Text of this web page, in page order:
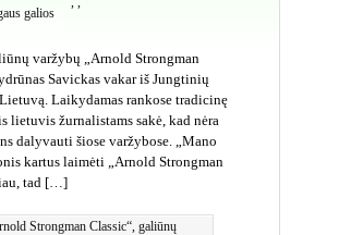
galios
varžybų „Arnold Strongman
Savickas vakar iš Jungtinių
Laikydamas rankose tradicinę
lietuvis žurnalistams sakė, kad nėra
dalyvauti šiose varžybose. „Mano
kartus laimėti „Arnold Strongman
tad […]
Strongman Classic“, galiūnų